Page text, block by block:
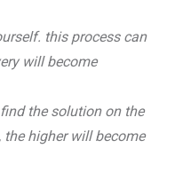
this process can
will become
the solution on the
the higher will become